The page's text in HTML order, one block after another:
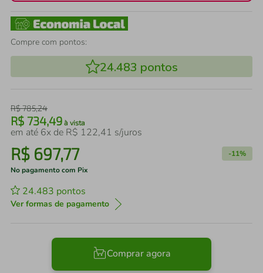
Compre com pontos:
24.483 pontos
R$785,24
R$ 734,49 à vista
em até 6x de R$ 122,41 s/juros
R$ 697,77 -11%
No pagamento com Pix
24.483 pontos
Ver formas de pagamento
Comprar agora